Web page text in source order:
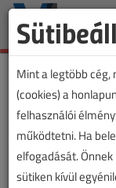
Mint a legtöbb
(cookies) a
felhasználói
működtetni. Ha
elfogadását.
sütiken kívül